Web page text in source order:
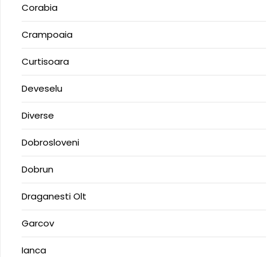
Corabia
Crampoaia
Curtisoara
Deveselu
Diverse
Dobrosloveni
Dobrun
Draganesti Olt
Garcov
Ianca